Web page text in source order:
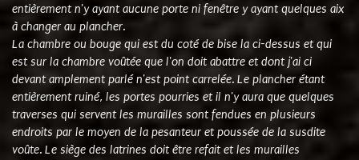
entièrement n'y ayant aucune porte ni fenêtre y ayant quelques aix
à changer au plancher.
La chambre ou bouge qui est du coté de bise la ci-dessus et qui
est sur la chambre voûtée que l'on doit abattre et dont j'ai ci
devant amplement parlé n'est point carrelée. Le plancher étant
entièrement ruiné, les portes pourries et il n'y aura que quelques
traverses qui servent les murailles sont fendues en plusieurs
endroits par le moyen de la pesanteur et poussée de la susdite
voûte. Le siège des latrines doit être refait et les murailles